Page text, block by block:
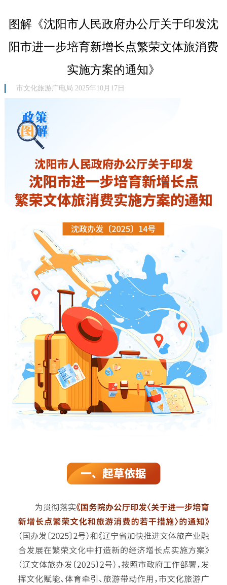
图解《沈阳市人民政府办公厅关于印发沈
阳市进一步培育新增长点繁荣文体旅消费
实施方案的通知》
市文化旅游广电局 2025年10月17日